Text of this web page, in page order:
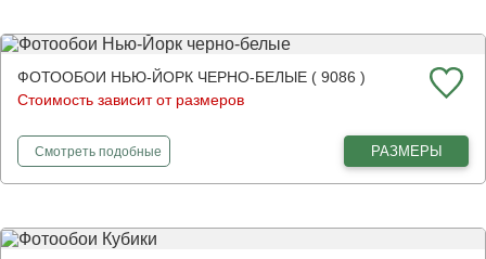
ФОТООБОИ НЬЮ-ЙОРК ЧЕРНО-БЕЛЫЕ ( 9086 )
Стоимость зависит от размеров
Смотретьфотообои
подобные РАЗМЕРЫ